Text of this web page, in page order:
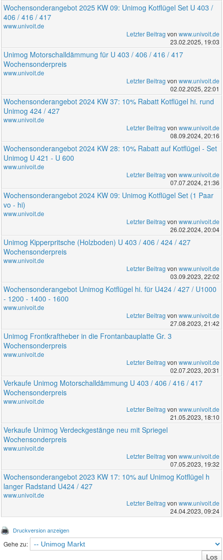
Wochensonderangebot 2025 KW 09: Unimog Kotflügel Set U 403 /
406 / 416 / 417
www.univoit.de
Letzter Beitrag von www.univoit.de
23.02.2025, 19:03
Unimog Motorschalldämmung für U 403 / 406 / 416 / 417
Wochensonderpreis
www.univoit.de
Letzter Beitrag von www.univoit.de
02.02.2025, 22:01
Wochensonderangebot 2024 KW 37: 10% Rabatt Kotflügel hi. rund
Unimog 424 / 427
www.univoit.de
Letzter Beitrag von www.univoit.de
08.09.2024, 20:16
Wochensonderangebot 2024 KW 28: 10% Rabatt auf Kotflügel - Set
Unimog U 421 - U 600
www.univoit.de
Letzter Beitrag von www.univoit.de
07.07.2024, 21:36
Wochensonderangebot 2024 KW 09: Unimog Kotflügel Set (1 Paar
vo - hi)
www.univoit.de
Letzter Beitrag von www.univoit.de
26.02.2024, 20:04
Unimog Kipperpritsche (Holzboden) U 403 / 406 / 424 / 427
Wochensonderpreis
www.univoit.de
Letzter Beitrag von www.univoit.de
03.09.2023, 22:02
Wochensonderangebot Unimog Kotflügel hi. für U424 / 427 / U1000
- 1200 - 1400 - 1600
www.univoit.de
Letzter Beitrag von www.univoit.de
27.08.2023, 21:42
Unimog Frontkraftheber in die Frontanbauplatte Gr. 3
Wochensonderpreis
www.univoit.de
Letzter Beitrag von www.univoit.de
02.07.2023, 20:31
Verkaufe Unimog Motorschalldämmung U 403 / 406 / 416 / 417
Wochensonderpreis
www.univoit.de
Letzter Beitrag von www.univoit.de
21.05.2023, 18:10
Verkaufe Unimog Verdeckgestänge neu mit Spriegel
Wochensonderpreis
www.univoit.de
Letzter Beitrag von www.univoit.de
07.05.2023, 19:32
Wochensonderangebot 2023 KW 17: 10% auf Unimog Kotflügel h
langer Radstand U424 / 427
www.univoit.de
Letzter Beitrag von www.univoit.de
24.04.2023, 09:24
Druckversion anzeigen
Gehe zu: